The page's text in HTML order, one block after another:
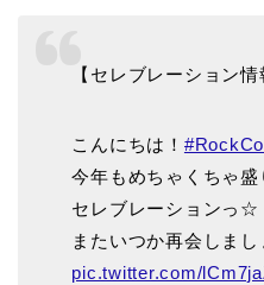
【セレブレーション情
こんにちは！
今年もめちゃくちゃ盛
セレブレーションっ☆
またいつか再会しまし
pic.twitter.com/